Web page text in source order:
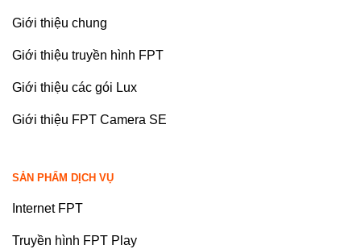
Giới thiệu chung
Giới thiệu truyền hình FPT
Giới thiệu các gói Lux
Giới thiệu FPT Camera SE
SẢN PHẨM DỊCH VỤ
Internet FPT
Truyền hình FPT Play